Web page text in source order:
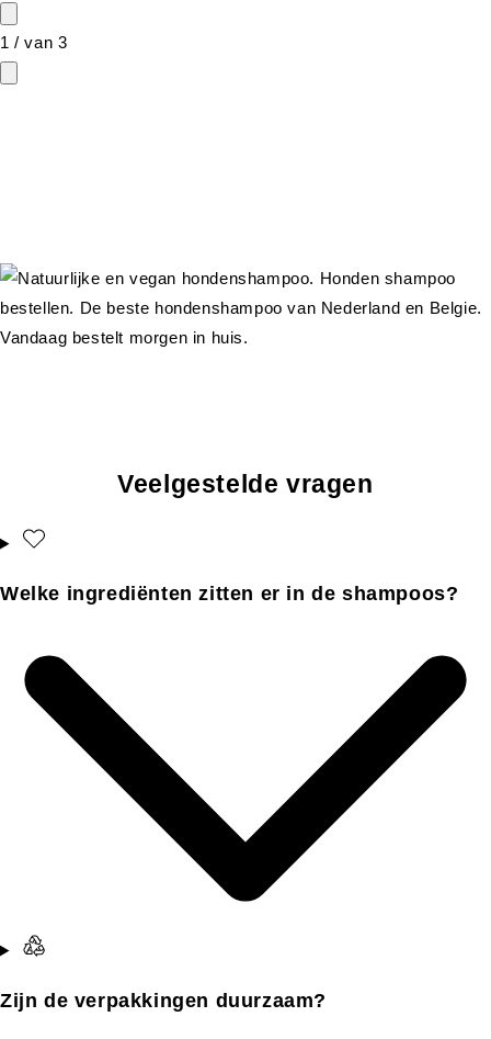
1 /van 3
Veelgestelde vragen
Welke ingrediënten zitten er in de shampoos?
Zijn de verpakkingen duurzaam?